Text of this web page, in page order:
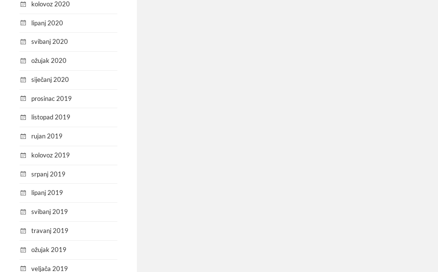
kolovoz 2020
lipanj 2020
svibanj 2020
ožujak 2020
siječanj 2020
prosinac 2019
listopad 2019
rujan 2019
kolovoz 2019
srpanj 2019
lipanj 2019
svibanj 2019
travanj 2019
ožujak 2019
veljača 2019